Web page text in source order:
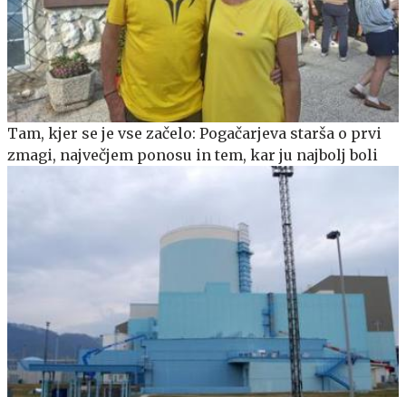
Tam, kjer se je vse začelo: Pogačarjeva starša o prvi
zmagi, največjem ponosu in tem, kar ju najbolj boli